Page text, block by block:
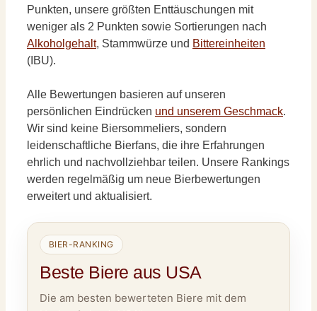
Punkten, unsere größten Enttäuschungen mit
weniger als 2 Punkten sowie Sortierungen nach
Alkoholgehalt, Stammwürze und Bittereinheiten
(IBU).
Alle Bewertungen basieren auf unseren
persönlichen Eindrücken und unserem Geschmack.
Wir sind keine Biersommeliers, sondern
leidenschaftliche Bierfans, die ihre Erfahrungen
ehrlich und nachvollziehbar teilen. Unsere Rankings
werden regelmäßig um neue Bierbewertungen
erweitert und aktualisiert.
BIER-RANKING
Beste Biere aus USA
Die am besten bewerteten Biere mit dem